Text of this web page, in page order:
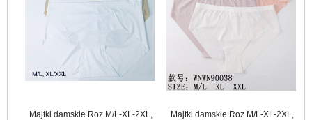
Majtki damskie Roz M/L-XL-2XL,
Majtki damskie Roz M/L-XL-2XL,